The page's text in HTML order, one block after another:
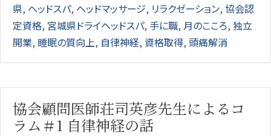
県, ヘッドスパ, ヘッドマッサージ, リラクゼーション, 協会認
定資格, 宮城県ドライヘッドスパ, 手に職, 月のこころ, 独立
開業, 睡眠の質向上, 自律神経, 資格取得, 頭痛解消
協会顧問医師荘司英彦先生によるコ
ラム＃1 自律神経の話